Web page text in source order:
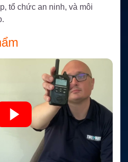
tổ chức an ninh, và môi